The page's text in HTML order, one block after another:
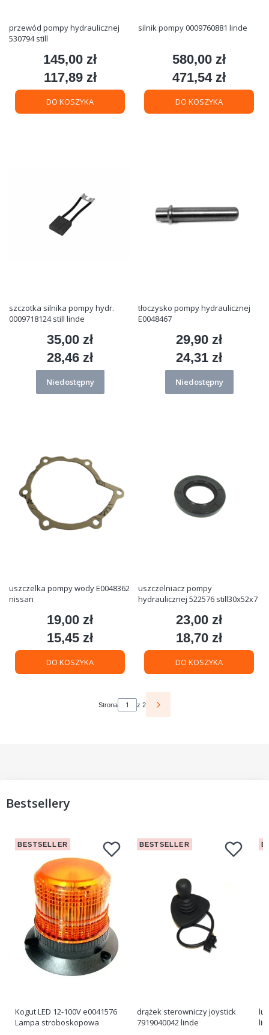
przewód pompy hydraulicznej
530794 still
Cena
145,00 zł
Cena
117,89 zł
DO KOSZYKA
silnik pompy 0009760881 linde
Cena
580,00 zł
Cena
471,54 zł
DO KOSZYKA
szczotka silnika pompy hydr.
0009718124 still linde
Cena
35,00 zł
Cena
28,46 zł
Niedostępny
tłoczysko pompy hydraulicznej
E0048467
Cena
29,90 zł
Cena
24,31 zł
Niedostępny
uszczelka pompy wody E0048362
nissan
Cena
19,00 zł
Cena
15,45 zł
DO KOSZYKA
uszczelniacz pompy
hydraulicznej 522576 still30x52x7
Cena
23,00 zł
Cena
18,70 zł
DO KOSZYKA
Strona z 2
Bestsellery
BESTSELLER
Kogut LED 12-100V e0041576
Lampa stroboskopowa
BESTSELLER
drążek sterowniczy joystick
7919040042 linde